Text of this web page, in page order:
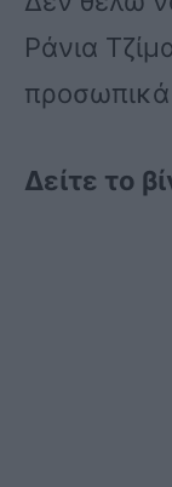
Ράνια
Δείτε το